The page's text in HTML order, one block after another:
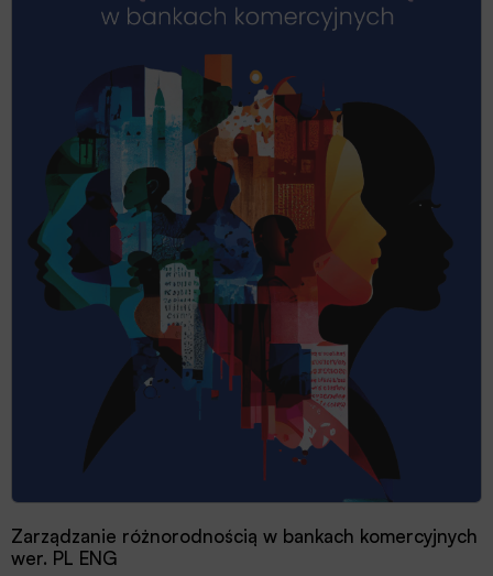
Zarządzanie różnorodnością w bankach komercyjnych
wer. PL ENG